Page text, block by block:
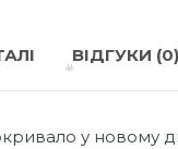
ВІДГУКИ (0)
у новому